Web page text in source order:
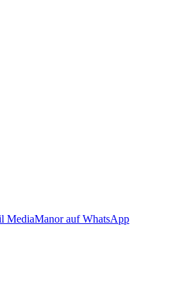
MediaManor auf WhatsApp